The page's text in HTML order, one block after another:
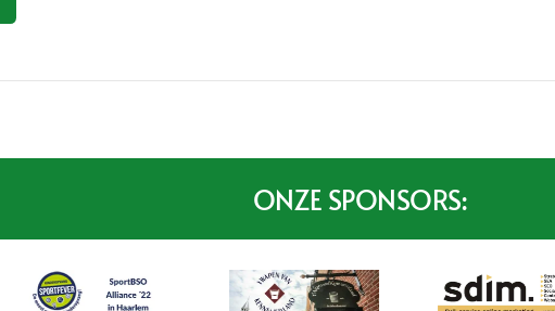
ONZE SPONSORS: